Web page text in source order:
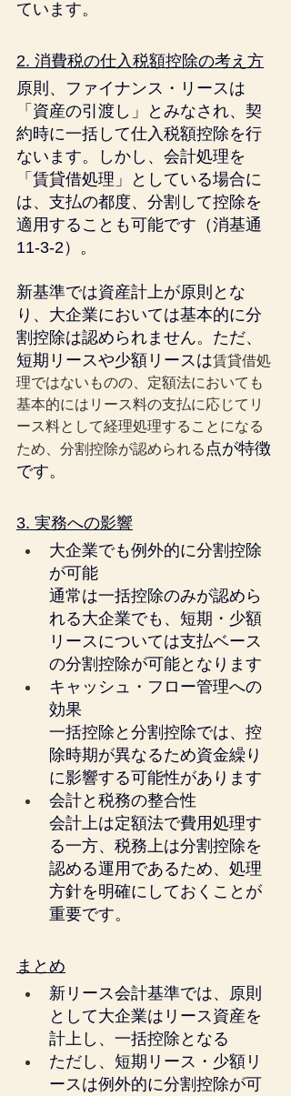
ています。
2. 消費税の仕入税額控除の考え方
原則、ファイナンス・リースは
「資産の引渡し」とみなされ、契
約時に一括して仕入税額控除を行
ないます。しかし、会計処理を
「賃貸借処理」としている場合に
は、支払の都度、分割して控除を
適用することも可能です（消基通
11-3-2）。
新基準では資産計上が原則とな
り、大企業においては基本的に分
割控除は認められません。ただ、
短期リースや少額リースは賃貸借処
理ではないものの、定額法においても
基本的にはリース料の支払に応じてリ
ース料として経理処理することになる
ため、分割控除が認められる 点が特徴
です。
3. 実務への影響
大企業でも例外的に分割控除
が可能
通常は一括控除のみが認めら
れる大企業でも、短期・少額
リースについては支払ベース
の分割控除が可能となります
キャッシュ・フロー管理への
効果
一括控除と分割控除では、控
除時期が異なるため資金繰り
に影響する可能性があります
会計と税務の整合性
会計上は定額法で費用処理す
る一方、税務上は分割控除を
認める運用であるため、処理
方針を明確にしておくことが
重要です。
まとめ
新リース会計基準では、原則
として大企業はリース資産を
計上し、一括控除となる
ただし、短期リース・少額リ
ースは例外的に分割控除が可